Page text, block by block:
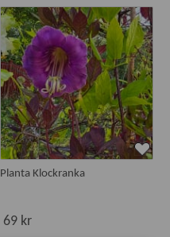
Planta Klockranka
69 kr